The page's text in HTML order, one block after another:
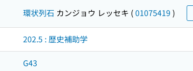
環状列石 カンジョウ レッセキ (01075419 )
202.5 : 歴史補助学
G43